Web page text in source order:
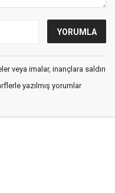
veya imalar, inançlara saldırı
yazılmış yorumlar